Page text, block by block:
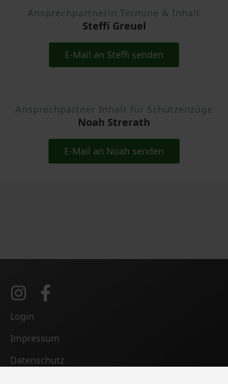
Ansprechpartnerin Termine & Inhalt
Steffi Greuel
E-Mail an Steffi senden
Ansprechpartner Inhalt für Schützenzüge
Noah Strerath
E-Mail an Noah senden
Login
Impressum
Datenschutz